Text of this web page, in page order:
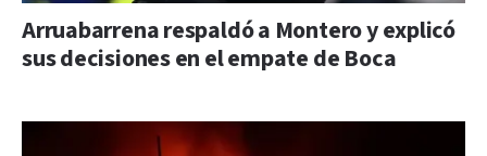
Arruabarrena respaldó a Montero y explicó
sus decisiones en el empate de Boca